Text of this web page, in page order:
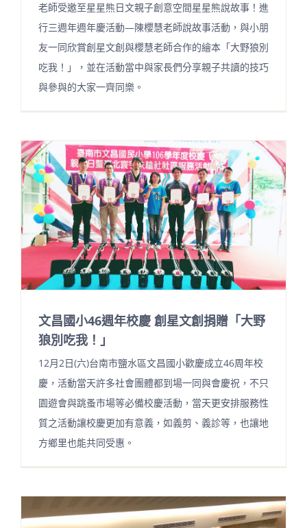
老師受邀至星星熊日文親子創意空間星星熊說故事！進
行三週年週年慶活動—陳櫻慧老師說故事活動，與小朋
友一同欣賞創星文創與櫻慧老師合作的繪本「大野狼別
吃我！」，並在活動當中與家長們分享親子共讀的技巧
與參與的大家一齊同樂。
文昌國小46週年校慶 創星文創捐贈「大野
狼別吃我！」
12月2日(六)台南市鹽水區文昌國小歡慶成立46周年校
慶，活動當天許多社會團體都到場一同與會慶祝，不只
園遊會與跳蚤市場等必備校慶活動，當天更安排服務性
質之活動讓校慶更加有意義，如義剪、義診等，也讓地
方鄉里也能共同受惠。